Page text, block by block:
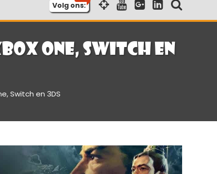
Volg ons:
One, Switch en
Switch en 3DS